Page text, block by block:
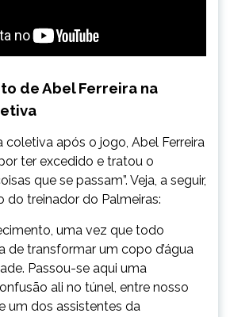
de Abel Ferreira na
coletiva após o jogo, Abel Ferreira
ter excedido e tratou o
que se passam”. Veja, a seguir,
do treinador do Palmeiras:
uma vez que todo
de transformar um copo d’água
Passou-se aqui uma
ali no túnel, entre nosso
um dos assistentes da